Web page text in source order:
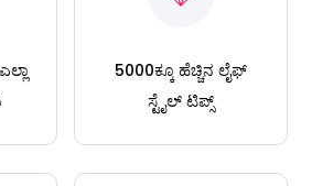
5000ಕ್ಕೂ ಹೆಚ್ಚಿನ ಲೈಫ್
ಸ್ಟೈಲ್ ಟಿಪ್ಸ್